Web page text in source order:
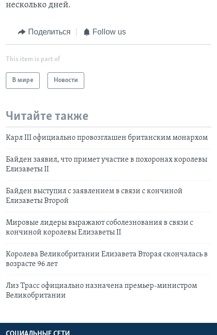
несколько дней.
Поделиться Follow us
This item is part of
В мире Новости
Читайте также
Карл III официально провозглашен британским монархом
Байден заявил, что примет участие в похоронах королевы
Елизаветы II
Байден выступил с заявлением в связи с кончиной
Елизаветы Второй
Мировые лидеры выражают соболезнования в связи с
кончиной королевы Елизаветы II
Королева Великобритании Елизавета Вторая скончалась в
возрасте 96 лет
Лиз Трасс официально назначена премьер-министром
Великобритании